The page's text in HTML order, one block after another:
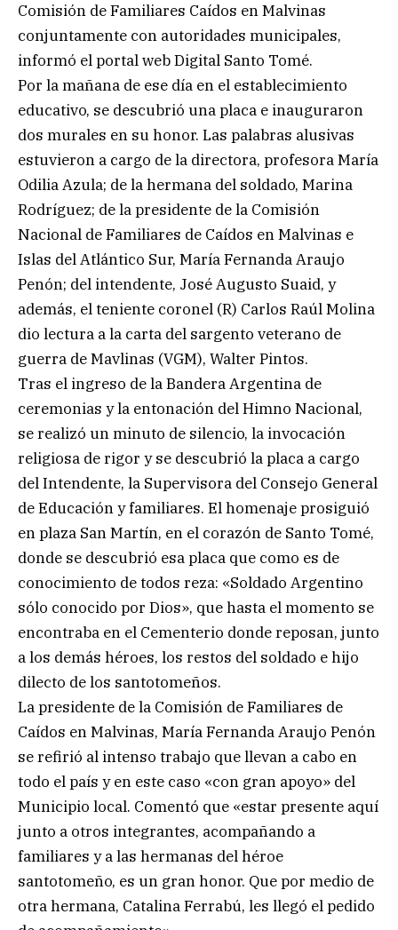
Comisión de Familiares Caídos en Malvinas
conjuntamente con autoridades municipales,
informó el portal web Digital Santo Tomé.
Por la mañana de ese día en el establecimiento
educativo, se descubrió una placa e inauguraron
dos murales en su honor. Las palabras alusivas
estuvieron a cargo de la directora, profesora María
Odilia Azula; de la hermana del soldado, Marina
Rodríguez; de la presidente de la Comisión
Nacional de Familiares de Caídos en Malvinas e
Islas del Atlántico Sur, María Fernanda Araujo
Penón; del intendente, José Augusto Suaid, y
además, el teniente coronel (R) Carlos Raúl Molina
dio lectura a la carta del sargento veterano de
guerra de Mavlinas (VGM), Walter Pintos.
Tras el ingreso de la Bandera Argentina de
ceremonias y la entonación del Himno Nacional,
se realizó un minuto de silencio, la invocación
religiosa de rigor y se descubrió la placa a cargo
del Intendente, la Supervisora del Consejo General
de Educación y familiares. El homenaje prosiguió
en plaza San Martín, en el corazón de Santo Tomé,
donde se descubrió esa placa que como es de
conocimiento de todos reza: «Soldado Argentino
sólo conocido por Dios», que hasta el momento se
encontraba en el Cementerio donde reposan, junto
a los demás héroes, los restos del soldado e hijo
dilecto de los santotomeños.
La presidente de la Comisión de Familiares de
Caídos en Malvinas, María Fernanda Araujo Penón
se refirió al intenso trabajo que llevan a cabo en
todo el país y en este caso «con gran apoyo» del
Municipio local. Comentó que «estar presente aquí
junto a otros integrantes, acompañando a
familiares y a las hermanas del héroe
santotomeño, es un gran honor. Que por medio de
otra hermana, Catalina Ferrabú, les llegó el pedido